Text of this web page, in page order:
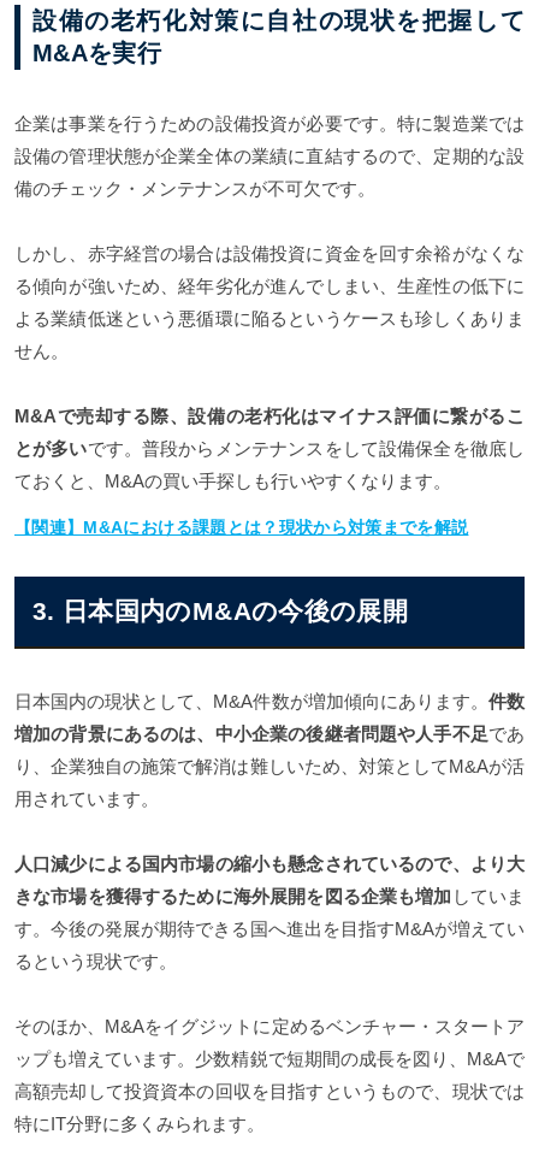
設備の老朽化対策に自社の現状を把握して
M&Aを実行
企業は事業を行うための設備投資が必要です。特に製造業では
設備の管理状態が企業全体の業績に直結するので、定期的な設
備のチェック・メンテナンスが不可欠です。
しかし、赤字経営の場合は設備投資に資金を回す余裕がなくな
る傾向が強いため、経年劣化が進んでしまい、生産性の低下に
よる業績低迷という悪循環に陥るというケースも珍しくありま
せん。
M&Aで売却する際、設備の老朽化はマイナス評価に繋がるこ
とが多いです。普段からメンテナンスをして設備保全を徹底し
ておくと、M&Aの買い手探しも行いやすくなります。
【関連】M&Aにおける課題とは？現状から対策までを解説
3. 日本国内のM&Aの今後の展開
日本国内の現状として、M&A件数が増加傾向にあります。 件数
増加の背景にあるのは、中小企業の後継者問題や人手不足であ
り、企業独自の施策で解消は難しいため、対策としてM&Aが活
用されています。
人口減少による国内市場の縮小も懸念されているので、より大
きな市場を獲得するために海外展開を図る企業も増加 していま
す。今後の発展が期待できる国へ進出を目指すM&Aが増えてい
るという現状です。
そのほか、M&Aをイグジットに定めるベンチャー・スタートア
ップも増えています。少数精鋭で短期間の成長を図り、M&Aで
高額売却して投資資本の回収を目指すというもので、現状では
特にIT分野に多くみられます。